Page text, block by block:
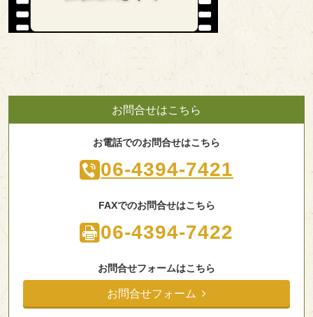
お問合せはこちら
お電話でのお問合せはこちら
06-4394-7421
FAXでのお問合せはこちら
06-4394-7422
お問合せフォームはこちら
お問合せフォーム